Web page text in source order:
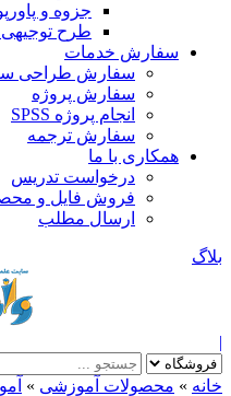
جزوه و
طرح
سفارش خدمات
سفارش طراحی
سفارش پروژه
انجام پروژه SPSS
سفارش ترجمه
همکاری با ما
درخواست تدریس
فروش فایل و
ارسال مطلب
بلاگ
|
خانه » محصولات آموزشی »